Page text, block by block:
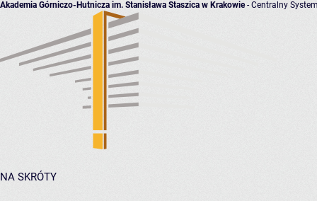
Akademia Górniczo-Hutnicza im. Stanisława Staszica w Krakowie- Centralny
NA SKRÓTY